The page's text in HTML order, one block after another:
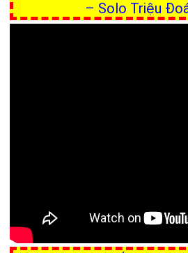
– Solo Triệu